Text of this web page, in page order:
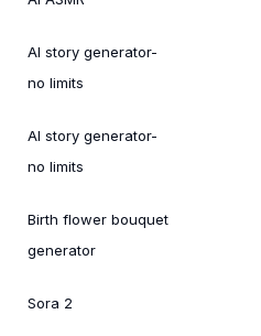
AI story generator-
no limits
AI story generator-
no limits
Birth flower bouquet
generator
Sora 2